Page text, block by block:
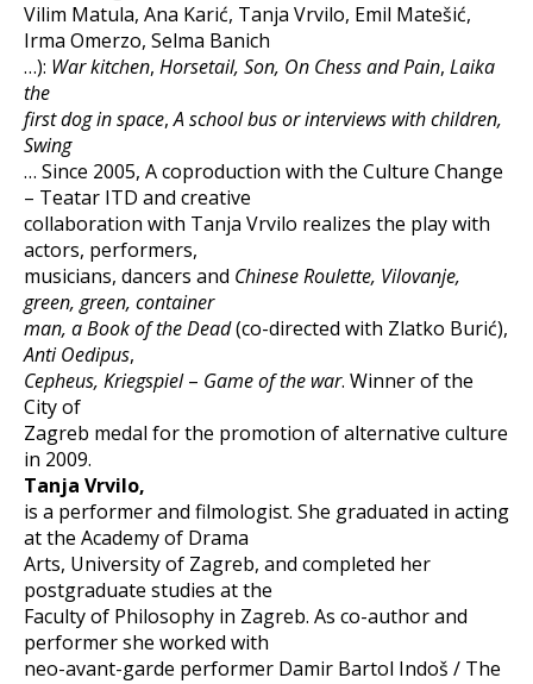
Vilim Matula, Ana Karić, Tanja Vrvilo, Emil Matešić,
Irma Omerzo, Selma Banich
…): War kitchen, Horsetail, Son, On Chess and Pain, Laika
the
first dog in space,A school bus or interviews with children,
Swing
… Since 2005, A coproduction with the Culture Change
– Teatar ITD and creative
collaboration with Tanja Vrvilo realizes the play with
actors, performers,
musicians, dancers and Chinese Roulette, Vilovanje,
green, green, container
man, a Book of the Dead(co-directed with Zlatko Burić),
Anti Oedipus,
Cepheus, Kriegspiel– Game of the war. Winner of the
City of
Zagreb medal for the promotion of alternative culture
in 2009.
Tanja Vrvilo,
is a performer and filmologist. She graduated in acting
at the Academy of Drama
Arts, University of Zagreb, and completed her
postgraduate studies at the
Faculty of Philosophy in Zagreb. As co-author and
performer she worked with
neo-avant-garde performer Damir Bartol Indoš / The